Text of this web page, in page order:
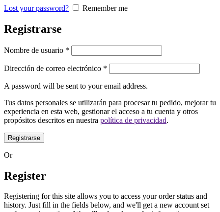
Lost your password? Remember me
Registrarse
Nombre de usuario *
Dirección de correo electrónico *
A password will be sent to your email address.
Tus datos personales se utilizarán para procesar tu pedido, mejorar tu
experiencia en esta web, gestionar el acceso a tu cuenta y otros
propósitos descritos en nuestra política de privacidad.
Registrarse
Or
Register
Registering for this site allows you to access your order status and
history. Just fill in the fields below, and we'll get a new account set